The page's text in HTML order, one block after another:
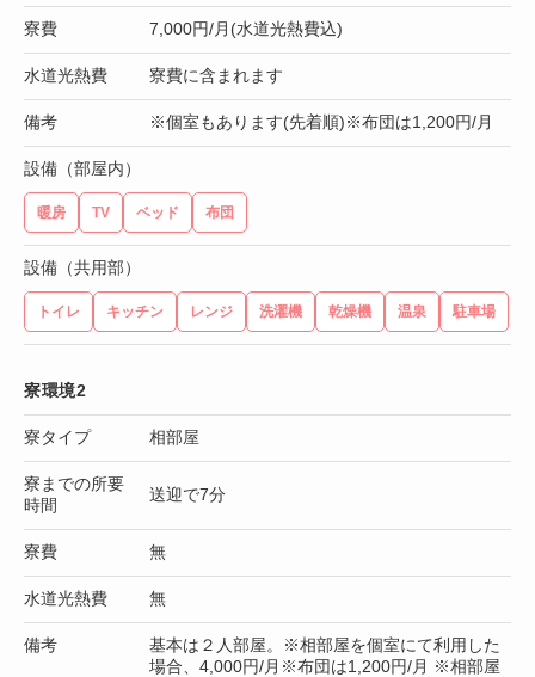
寮費 7,000円/月(水道光熱費込)
水道光熱費 寮費に含まれます
備考 ※個室もあります(先着順)※布団は1,200円/月
設備（部屋内）
暖房 TV ベッド 布団
設備（共用部）
トイレ キッチン レンジ 洗濯機 乾燥機 温泉 駐車場
寮環境2
寮タイプ 相部屋
寮までの所要
時間
送迎で7分
寮費 無
水道光熱費 無
備考
基本は２人部屋。※相部屋を個室にて利用した
場合、4,000円/月※布団は1,200円/月 ※相部屋